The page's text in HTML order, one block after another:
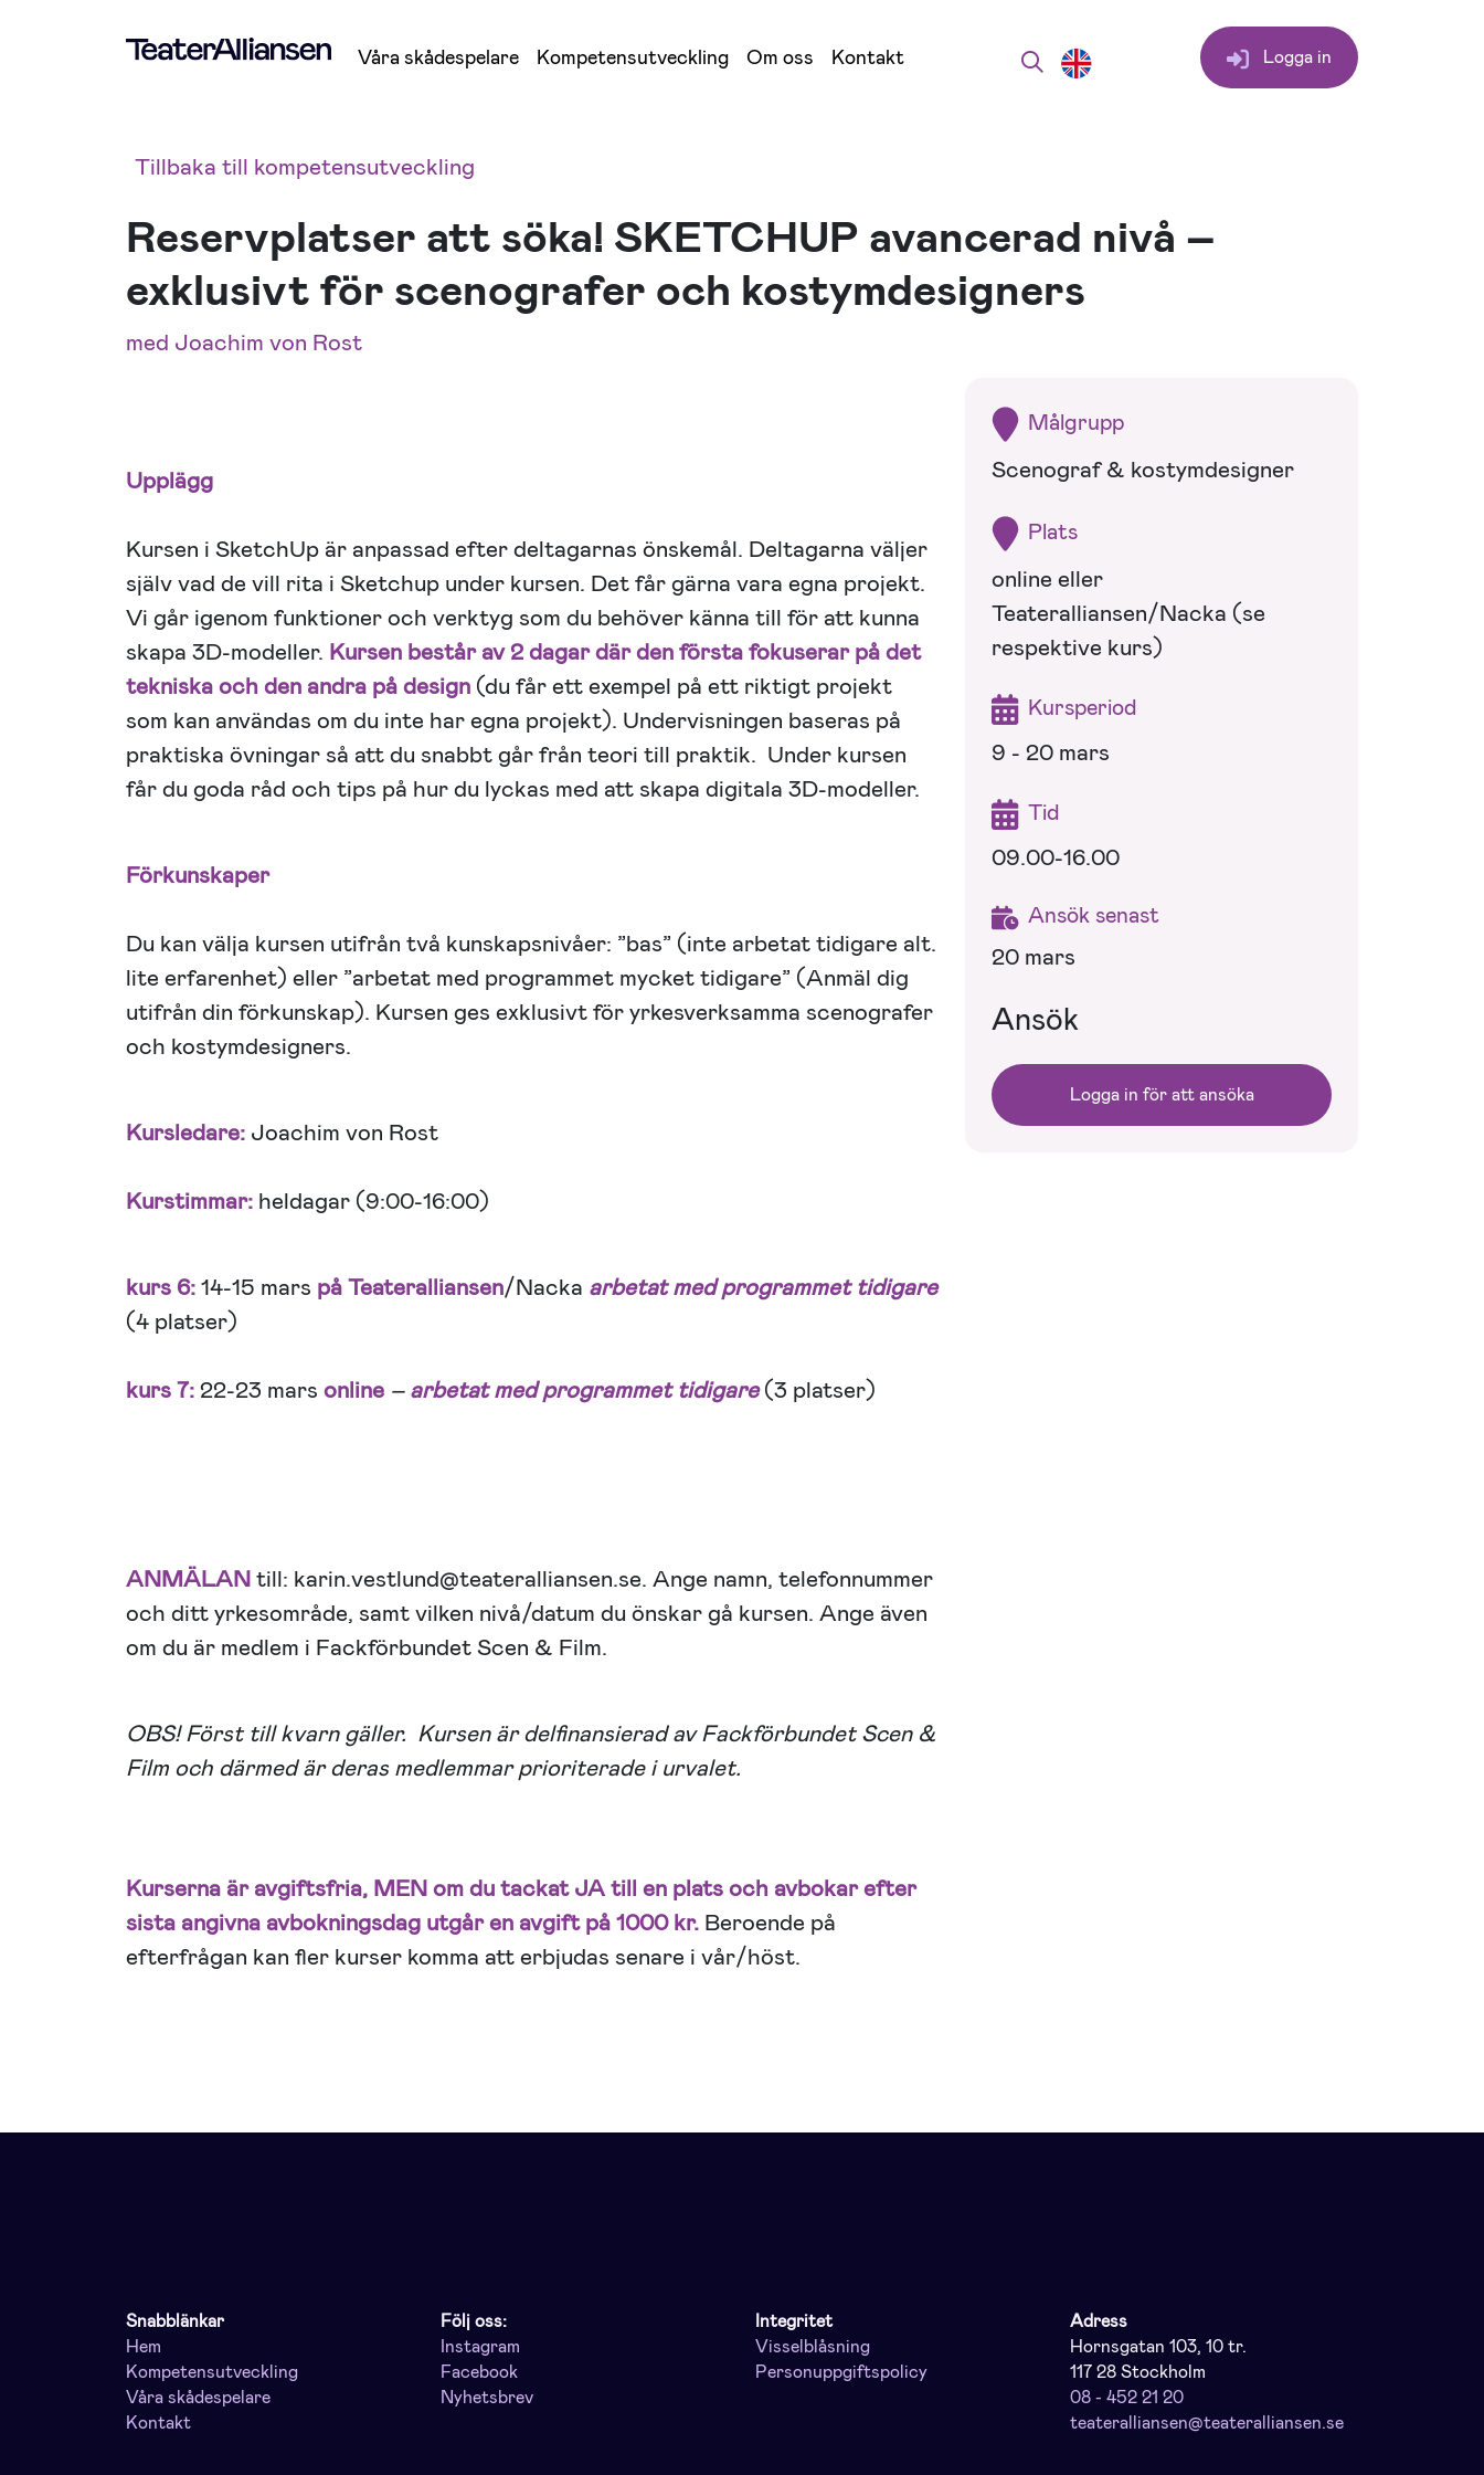
Våra skådespelare Kompetensutveckling Om oss Kontakt Logga in
Tillbaka till kompetensutveckling
Reservplatser att söka! SKETCHUP avancerad nivå –
exklusivt för scenografer och kostymdesigners
med Joachim von Rost
Upplägg
Kursen i SketchUp är anpassad efter deltagarnas önskemål. Deltagarna väljer
själv vad de vill rita i Sketchup under kursen. Det får gärna vara egna projekt.
Vi går igenom funktioner och verktyg som du behöver känna till för att kunna
skapa 3D-modeller. Kursen består av 2 dagar där den första fokuserar på det
tekniska och den andra på design (du får ett exempel på ett riktigt projekt
som kan användas om du inte har egna projekt). Undervisningen baseras på
praktiska övningar så att du snabbt går från teori till praktik. Under kursen
får du goda råd och tips på hur du lyckas med att skapa digitala 3D-modeller.
Förkunskaper
Du kan välja kursen utifrån två kunskapsnivåer: ”bas” (inte arbetat tidigare alt.
lite erfarenhet) eller ”arbetat med programmet mycket tidigare” (Anmäl dig
utifrån din förkunskap). Kursen ges exklusivt för yrkesverksamma scenografer
och kostymdesigners.
Kursledare: Joachim von Rost
Kurstimmar: heldagar (9:00-16:00)
kurs 6:14-15 mars på Teateralliansen/Nacka arbetat med programmet tidigare
(4 platser)
kurs 7:22-23 mars online –arbetat med programmet tidigare(3 platser)
ANMÄLANtill: karin.vestlund@teateralliansen.se. Ange namn, telefonnummer
och ditt yrkesområde, samt vilken nivå/datum du önskar gå kursen. Ange även
om du är medlem i Fackförbundet Scen & Film.
OBS! Först till kvarn gäller. Kursen är delfinansierad av Fackförbundet Scen &
Film och därmed är deras medlemmar prioriterade i urvalet.
Kurserna är avgiftsfria, MEN om du tackat JA till en plats och avbokar efter
sista angivna avbokningsdag utgår en avgift på 1000 kr. Beroende på
efterfrågan kan fler kurser komma att erbjudas senare i vår/höst.
Målgrupp
Scenograf & kostymdesigner
Plats
online eller
Teateralliansen/Nacka (se
respektive kurs)
Kursperiod
9 - 20 mars
Tid
09.00-16.00
Ansök senast
20 mars
Ansök
Logga in för att ansöka
Snabblänkar
Hem
Kompetensutveckling
Våra skådespelare
Kontakt
Följ oss:
Instagram
Facebook
Nyhetsbrev
Integritet
Visselblåsning
Personuppgiftspolicy
Adress
Hornsgatan 103, 10 tr.
117 28 Stockholm
08 - 452 21 20
teateralliansen@teateralliansen.se